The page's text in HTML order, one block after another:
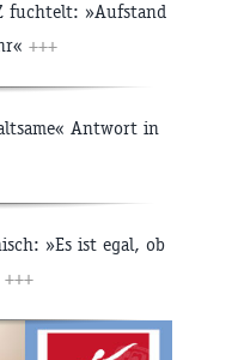
fuchtelt: »Aufstand
+++
Antwort in
»Es ist egal, ob
+++